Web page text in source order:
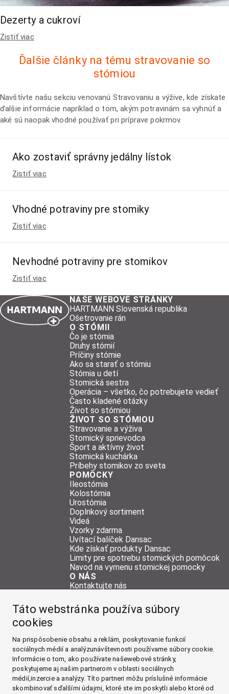
Táto webstránka používa súbory
cookies
Na prispôsobenie obsahu a reklám, poskytovanie funkcií
sociálnych médií a analýzunávštevnosti používame súbory cookie.
Informácie o tom, ako používate našewebové stránky,
poskytujeme aj našim partnerom v oblasti sociálnych
médií,inzercie a analýzy. Títo partneri môžu príslušné informácie
skombinovať sďalšími údajmi, ktoré ste im poskytli alebo ktoré od
Dezerty a cukroví
Zistiť viac
Ďalšie články na tému stravovanie so
stómiou
Navštívte našu sekciu venovanú Stravovaniu a výžive, kde získate
ďalšie informácie napríklad o tom, akým potravinám sa vyhnúť a
aké sú naopak vhodné používať pri príprave pokrmov.
Ako zostaviť správny jedálny lístok
Zistiť viac
Vhodné potraviny pre stomiky
Zistiť viac
Nevhodné potraviny pre stomikov
Zistiť viac
NAŠE WEBOVÉ STRÁNKY
HARTMANN Slovenská republika
Ošetrovanie rán
O STÓMII
Čo je stómia
Druhy stómií
Príčiny stómie
Ako sa starať o stómiu
Stómia u detí
Stomická sestra
Operácia – všetko, čo potrebujete vedieť
Často kladené otázky
Život so stómiou
ŽIVOT SO STÓMIOU
Stravovanie a výživa
Stomický sprievodca
Šport a aktívny život
Stomická kuchárka
Príbehy stomikov zo sveta
POMÔCKY
Ileostómia
Kolostómia
Urostómia
Doplnkový sortiment
Videá
Vzorky zdarma
Uvítací balíček Dansac
Kde získať produkty Dansac
Limity pre spotrebu stomických pomôcok
Navod na vymenu stomickej pomocky
O NÁS
Kontaktujte nás
O STÓMII
POMÔCKY
O NÁS
Facebook
Instagram